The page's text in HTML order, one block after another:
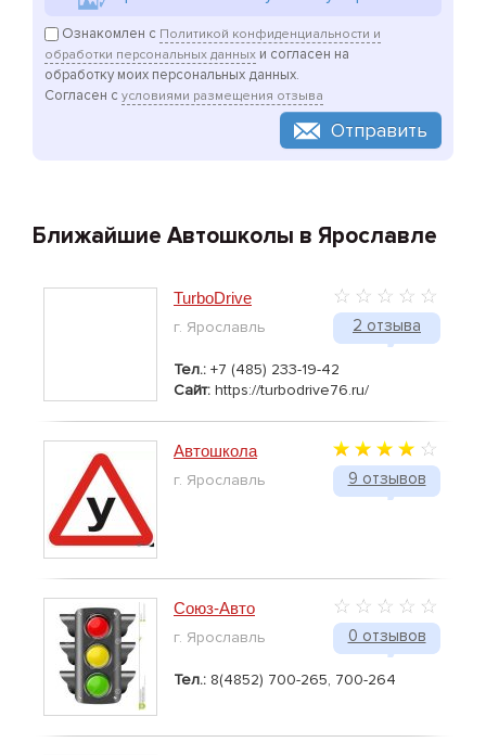
Ознакомлен с Политикой конфиденциальности и
обработки персональных данных и согласен на
обработку моих персональных данных.
Согласен с условиями размещения отзыва
Отправить
Ближайшие Автошколы в Ярославле
2 отзыва
TurboDrive
г. Ярославль
Тел.: +7 (485) 233-19-42
Сайт: https://turbodrive76.ru/
9 отзывов
Автошкола
г. Ярославль
0 отзывов
Союз-Авто
г. Ярославль
Тел.: 8(4852) 700-265, 700-264